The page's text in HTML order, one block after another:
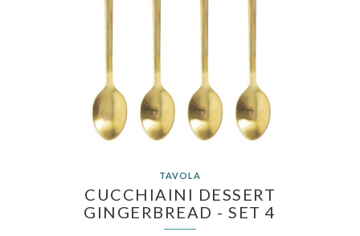
TAVOLA
CUCCHIAINI DESSERT
GINGERBREAD - SET 4